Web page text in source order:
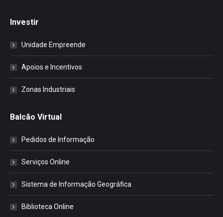
Investir
Unidade Empreende
Apoios e Incentivos
Zonas Industriais
Balcão Virtual
Pedidos de Informação
Serviços Online
Sistema de Informação Geográfica
Biblioteca Online